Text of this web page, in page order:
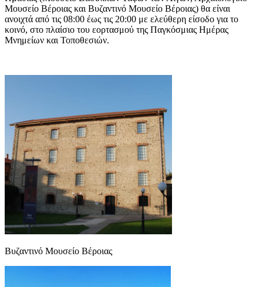
Μουσείο Βέροιας και Βυζαντινό Μουσείο Βέροιας) θα είναι
ανοιχτά από τις 08:00 έως τις 20:00 με ελεύθερη είσοδο για το
κοινό, στο πλαίσιο του εορτασμού της Παγκόσμιας Ημέρας
Μνημείων και Τοποθεσιών.
Βυζαντινό Μουσείο Βέροιας